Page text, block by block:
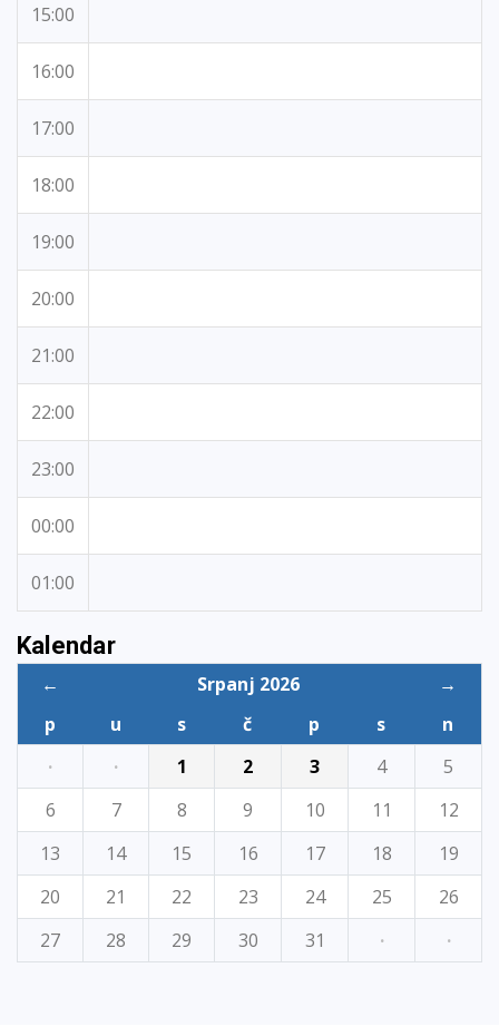
15:00
16:00
17:00
18:00
19:00
20:00
21:00
22:00
23:00
00:00
01:00
Kalendar
← Srpanj 2026
→
p
u s č p s
n
·
· 1 2 3 4
5
6
7 8 9 10 11
12
13
14 15 16 17 18
19
20
21 22 23 24 25
26
27
28 29 30 31 · ·